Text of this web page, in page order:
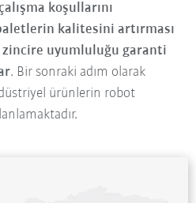
koşullarını
kalitesini artırması
zincire uyumluluğu garanti
. Bir sonraki adım olarak
ürünlerin robot